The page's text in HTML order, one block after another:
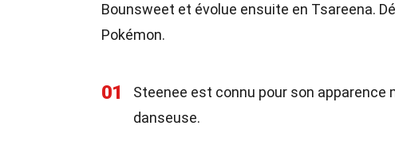
Bounsweet et évolue ensuite en Tsareena.
Pokémon.
01
Steenee est connu pour son
danseuse.